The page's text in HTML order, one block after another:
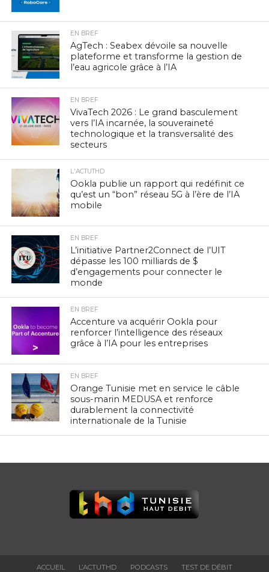
EN BREF
AgTech : Seabex dévoile sa nouvelle
plateforme et transforme la gestion de
l’eau agricole grâce à l’IA
EN BREF
VivaTech 2026 : Le grand basculement
vers l’IA incarnée, la souveraineté
technologique et la transversalité des
secteurs
L'ACTUTHD
Ookla publie un rapport qui redéfinit ce
qu’est un “bon” réseau 5G à l’ère de l’IA
mobile
EN BREF
L’initiative Partner2Connect de l’UIT
dépasse les 100 milliards de $
d’engagements pour connecter le
monde
EN BREF
Accenture va acquérir Ookla pour
renforcer l’intelligence des réseaux
grâce à l’IA pour les entreprises
EN BREF
Orange Tunisie met en service le câble
sous-marin MEDUSA et renforce
durablement la connectivité
internationale de la Tunisie
ACCUEIL L’ACTUTHD PODCASTS TEST DE DÉBIT